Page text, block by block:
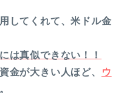
してくれて、米ドル金
は真似できない！！
金が大きい人ほど、
ウ